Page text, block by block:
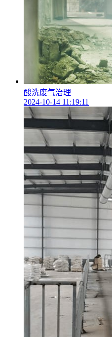
酸洗废气治理
2024-10-14 11:19:11